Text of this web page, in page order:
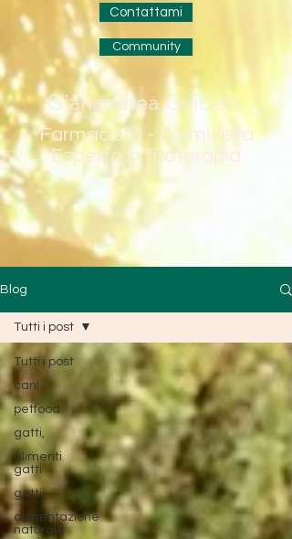
Gianandrea Guidetti
Farmacista - Formulista
Esperto in fitoterapia
Contattami
Community
Blog
Tutti i post
cani
petfood
gatti,
alimenti
gatti
gatti
alimentazione
naturale
Tutti i post